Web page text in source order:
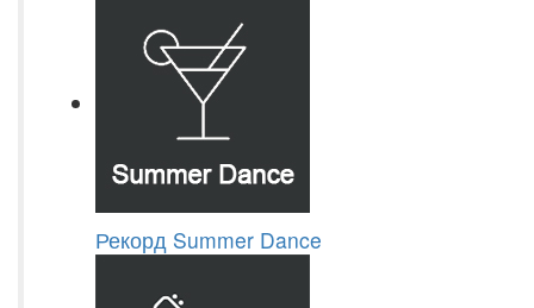
Рекорд Summer Dance